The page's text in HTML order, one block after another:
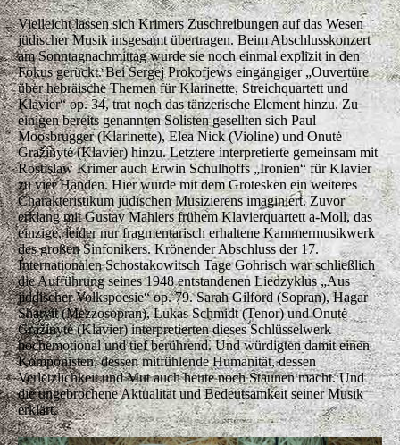
Vielleicht lassen sich Krimers Zuschreibungen auf das Wesen
jüdischer Musik insgesamt übertragen. Beim Abschlusskonzert
am Sonntagnachmittag wurde sie noch einmal explizit in den
Fokus gerückt. Bei Sergej Prokofjews eingängiger „Ouvertüre
über hebräische Themen für Klarinette, Streichquartett und
Klavier“ op. 34, trat noch das tänzerische Element hinzu. Zu
einigen bereits genannten Solisten gesellten sich Paul
Moosbrugger (Klarinette), Elea Nick (Violine) und Onutė
Gražinytė (Klavier) hinzu. Letztere interpretierte gemeinsam mit
Rostislaw Krimer auch Erwin Schulhoffs „Ironien“ für Klavier
zu vier Händen. Hier wurde mit dem Grotesken ein weiteres
Charakteristikum jüdischen Musizierens imaginiert. Zuvor
erklang mit Gustav Mahlers frühem Klavierquartett a-Moll, das
einzige, leider nur fragmentarisch erhaltene Kammermusikwerk
des großen Sinfonikers. Krönender Abschluss der 17.
Internationalen Schostakowitsch Tage Gohrisch war schließlich
die Aufführung seines 1948 entstandenen Liedzyklus „Aus
jiddischer Volkspoesie“ op. 79. Sarah Gilford (Sopran), Hagar
Sharvit (Mezzosopran), Lukas Schmidt (Tenor) und Onutė
Gražinytė (Klavier) interpretierten dieses Schlüsselwerk
hochemotional und tief berührend. Und würdigten damit einen
Komponisten, dessen mitfühlende Humanität, dessen
Verletzlichkeit und Mut auch heute noch Staunen macht. Und
die ungebrochene Aktualität und Bedeutsamkeit seiner Musik
erklärt.